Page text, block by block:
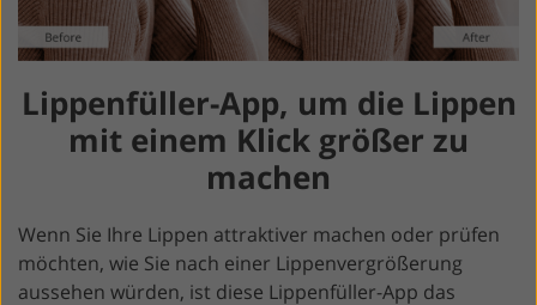
Lippenfüller-App, um die Lippen
mit einem Klick größer zu
machen
Wenn Sie Ihre Lippen attraktiver machen oder prüfen
möchten, wie Sie nach einer Lippenvergrößerung
aussehen würden, ist diese Lippenfüller-App das